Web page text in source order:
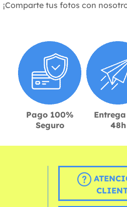
¡Comparte tus fotos con
Pago 100%
Seguro
48h